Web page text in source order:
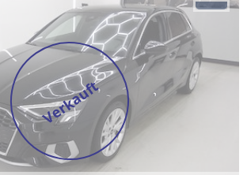
Verkauft